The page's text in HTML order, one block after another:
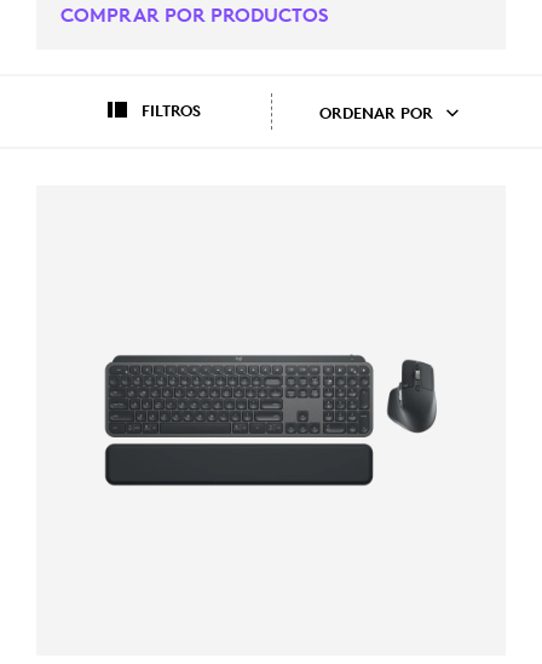
COMPRAR POR PRODUCTOS
FILTROS ORDENAR POR